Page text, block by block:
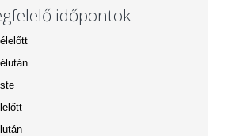
időpontok